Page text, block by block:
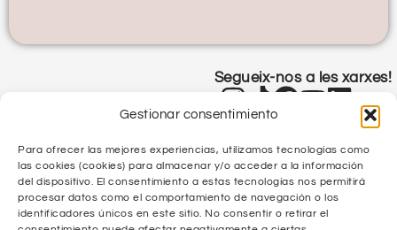
Gestionar consentimiento
Para ofrecer las mejores experiencias, utilizamos tecnologías como
las cookies (cookies) para almacenar y/o acceder a la información
del dispositivo. El consentimiento a estas tecnologías nos permitirá
procesar datos como el comportamiento de navegación o los
identificadores únicos en este sitio. No consentir o retirar el
Segueix-nos a les xarxes!
Política de Privacitat